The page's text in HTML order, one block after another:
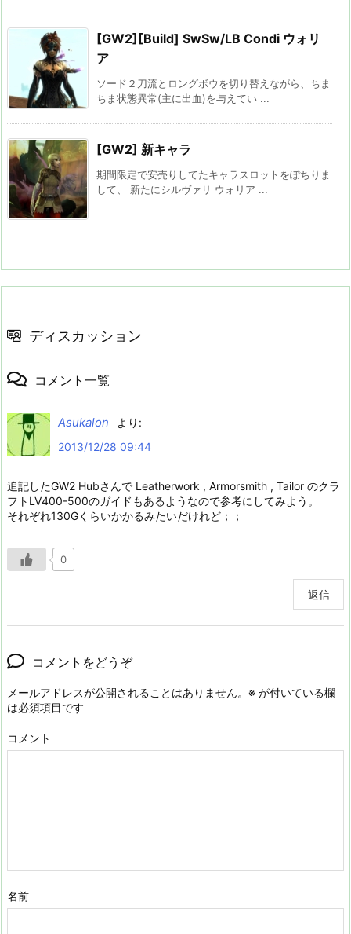
[GW2][Build] SwSw/LB Condi ウォリ
ア
ソード２刀流とロングボウを切り替えながら、ちま
ちま状態異常(主に出血)を与えてい ...
[GW2] 新キャラ
期間限定で安売りしてたキャラスロットをぽちりま
して、 新たにシルヴァリ ウォリア ...
ディスカッション
コメント一覧
Asukalon
より:
2013/12/28 09:44
追記したGW2 Hubさんで Leatherwork , Armorsmith , Tailor のクラ
フトLV400-500のガイドもあるようなので参考にしてみよう。
それぞれ130Gくらいかかるみたいだけれど；；
0
返信
コメントをどうぞ
メールアドレスが公開されることはありません。 ※ が付いている欄
は必須項目です
コメント
名前